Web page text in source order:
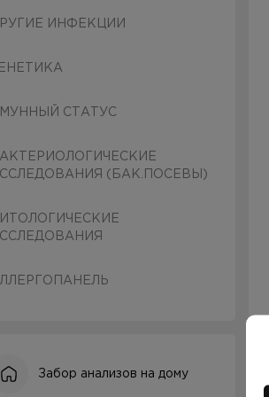
ИНФЕКЦИИ
СТАТУС
(БАК.ПОСЕВЫ)
Забор анализов на дому